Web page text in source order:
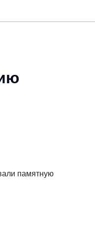
памятную